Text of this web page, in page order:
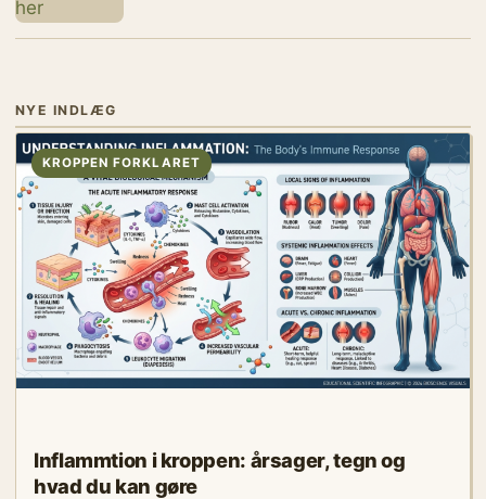
NYE INDLÆG
KROPPEN FORKLARET
Inflammtion i kroppen: årsager, tegn og
hvad du kan gøre